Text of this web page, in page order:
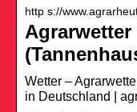
http s://
Agrarwetter
Wetter –
in Deutschland |